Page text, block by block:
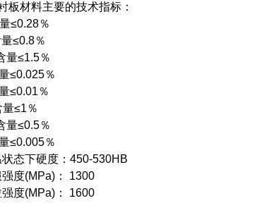
板材料主要的技术指标：
≤0.28％
≤0.8％
量≤1.5％
≤0.025％
≤0.01％
量≤1％
量≤0.5％
≤0.005％
态下硬度：450-530HB
强度(MPa)： 1300
度(MPa)： 1600